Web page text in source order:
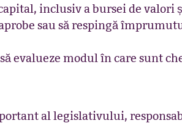
inclusiv a bursei de valori
sau să respingă
evalueze modul în care sunt
al legislativului,